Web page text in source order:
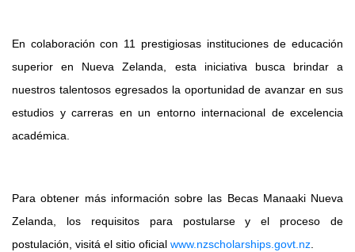
En colaboración con 11 prestigiosas instituciones de educación
superior en Nueva Zelanda, esta iniciativa busca brindar a
nuestros talentosos egresados la oportunidad de avanzar en sus
estudios y carreras en un entorno internacional de excelencia
académica.
Para obtener más información sobre las Becas Manaaki Nueva
Zelanda, los requisitos para postularse y el proceso de
postulación, visitá el sitio oficial www.nzscholarships.govt.nz.